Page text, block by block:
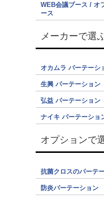
WEB会議ブース / オ
ース
メーカーで選
オカムラ パーテーシ
生興 パーテーション
弘益 パーテーション
ナイキ パーテーショ
オプションで
抗菌クロスのパーテ
防炎パーテーション